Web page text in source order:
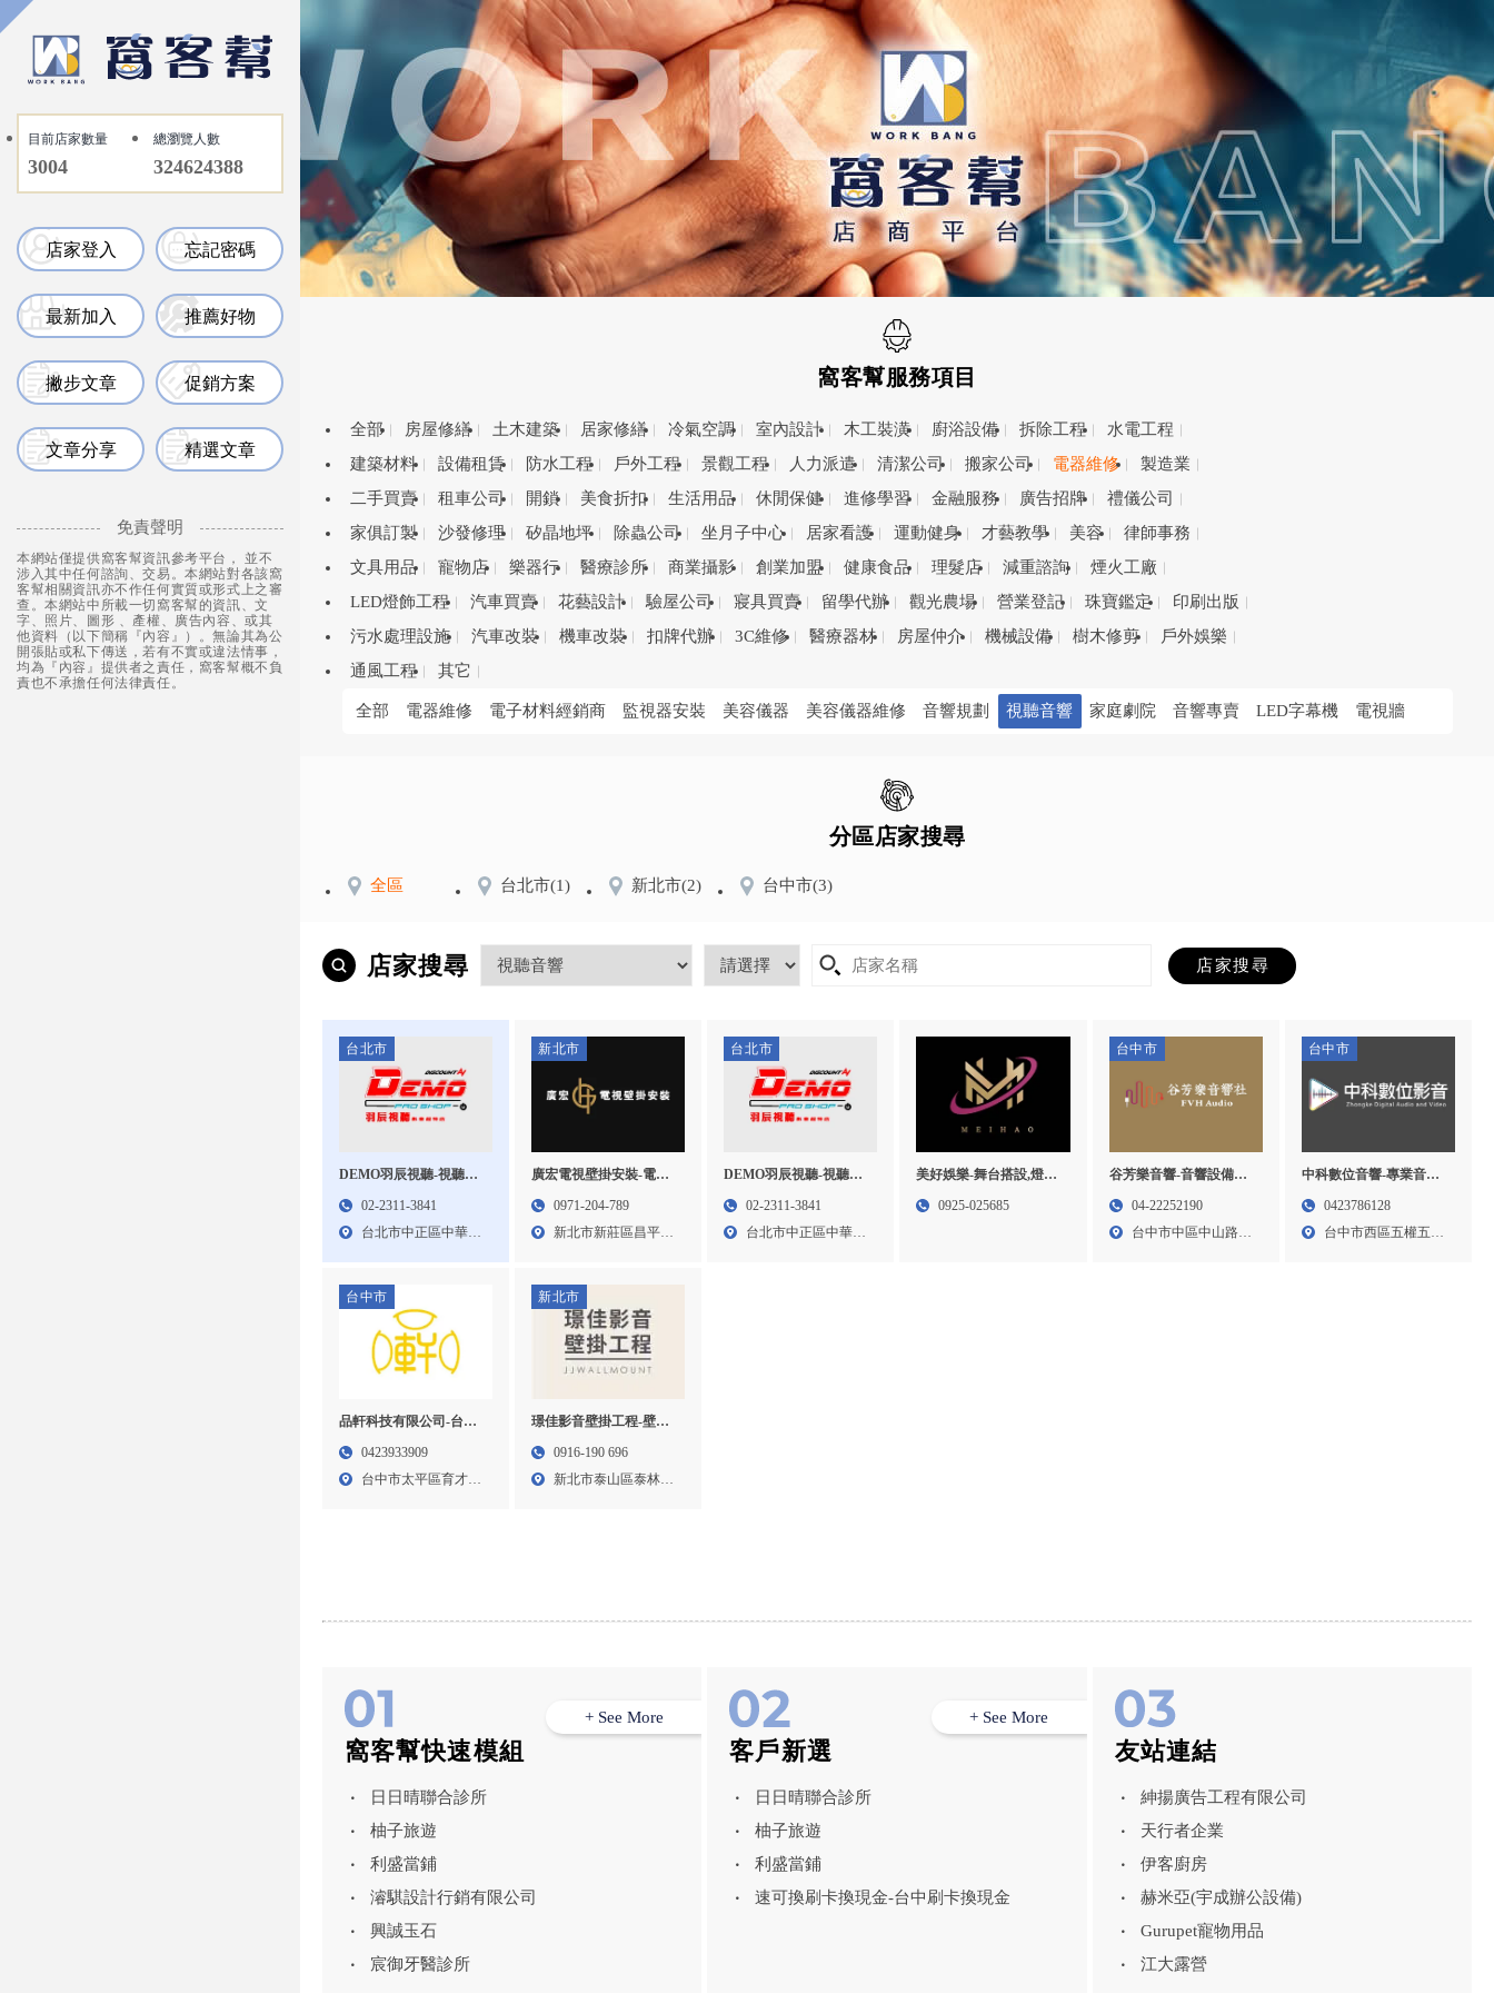
目前店家數量
3004
總瀏覽人數
324624388
店家登入 忘記密碼
最新加入 推薦好物
撇步文章 促銷方案
文章分享 精選文章
免責聲明
本網站僅提供窩客幫資訊參考平台， 並不
涉入其中任何諮詢、交易。本網站對各該窩
客幫相關資訊亦不作任何實質或形式上之審
查。本網站中所載一切窩客幫的資訊、文
字、照片、圖形 、產權、廣告內容、或其
他資料（以下簡稱『內容』）。無論其為公
開張貼或私下傳送，若有不實或違法情事，
均為『內容』提供者之責任，窩客幫概不負
責也不承擔任何法律責任。
窩客幫服務項目
全部 房屋修繕 土木建築 居家修繕 冷氣空調 室內設計 木工裝潢 廚浴設備 拆除工程
水電工程
建築材料
設備租賃 防水工程 戶外工程 景觀工程 人力派遣 清潔公司 搬家公司 電器維修
製造業
二手買賣
租車公司 開鎖 美食折扣 生活用品 休閒保健 進修學習 金融服務 廣告招牌
禮儀公司
家俱訂製
沙發修理 矽晶地坪 除蟲公司 坐月子中心 居家看護 運動健身 才藝教學 美容
律師事務
文具用品
寵物店 樂器行 醫療診所 商業攝影 創業加盟 健康食品 理髮店 減重諮詢
煙火工廠
LED燈飾工程
汽車買賣 花藝設計 驗屋公司 寢具買賣 留學代辦 觀光農場 營業登記 珠寶鑑定
印刷出版
污水處理設施
汽車改裝 機車改裝 扣牌代辦 3C維修 醫療器材 房屋仲介 機械設備 樹木修剪
戶外娛樂
通風工程
其它
全部 電器維修 電子材料經銷商 監視器安裝 美容儀器 美容儀器維修 音響規劃 視聽音響 家庭劇院 音響專賣 LED字幕機 電視牆
分區店家搜尋
全區 台北市(1) 新北市(2) 台中市(3)
店家搜尋
台北市
DEMO羽辰視聽-視聽設
備專賣,音響專賣店,音響
正區視聽設備專賣,中正
區音響專賣店,中正區音
響買賣
02-2311-3841
台北市中正區中華路
新北市
廣宏電視壁掛安裝-電視
壁掛架,電視壁掛架安裝,
電視壁掛架,新莊區固定
0971-204-789
新北市新莊區昌平街
台北市
DEMO羽辰視聽-視聽設
備專賣,音響專賣店,音響
正區視聽設備專賣,中正
02-2311-3841
台北市中正區中華路
美好娛樂-舞台搭設,燈光
音響出租,高雄舞台搭設,
0925-025685
台中市
谷芳樂音響-音響設備買
賣,家庭劇院音響,台中音
備買賣
04-22252190
台中市中區中山路49
台中市
中科數位音響-專業音響
買賣,家庭劇院音響,台中
音響買賣
0423786128
台中市西區五權五街
台中市
品軒科技有限公司-台中
音響店,伴唱機卡拉OK,環
0423933909
台中市太平區育才路
新北市
璟佳影音壁掛工程-壁掛
架,電視架,台北壁掛架安
0916-190 696
新北市泰山區泰林路
窩客幫快速模組
日日晴聯合診所
柚子旅遊
利盛當鋪
濬騏設計行銷有限公司
興誠玉石
宸御牙醫診所
+ See More
客戶新選
日日晴聯合診所
柚子旅遊
利盛當鋪
速可換刷卡換現金-台中刷卡換現金
+ See More
友站連結
紳揚廣告工程有限公司
天行者企業
伊客廚房
赫米亞(宇成辦公設備)
Gurupet寵物用品
江大露營